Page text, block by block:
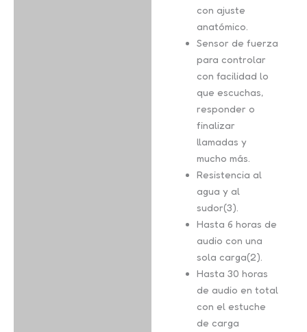
con ajuste
anatómico.
Sensor de fuerza
para controlar
con facilidad lo
que escuchas,
responder o
finalizar
llamadas y
mucho más.
Resistencia al
agua y al
sudor(3).
Hasta 6 horas de
audio con una
sola carga(2).
Hasta 30 horas
de audio en total
con el estuche
de carga